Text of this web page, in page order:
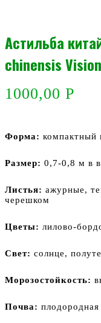
Астильба
chinensis
1000,00 Р
Форма: компактный
Размер: 0,7-0,8 м в
Листья: ажурные,
черешком
Цветы: лилово-
Свет: солнце,
Морозостойкость:
Почва: